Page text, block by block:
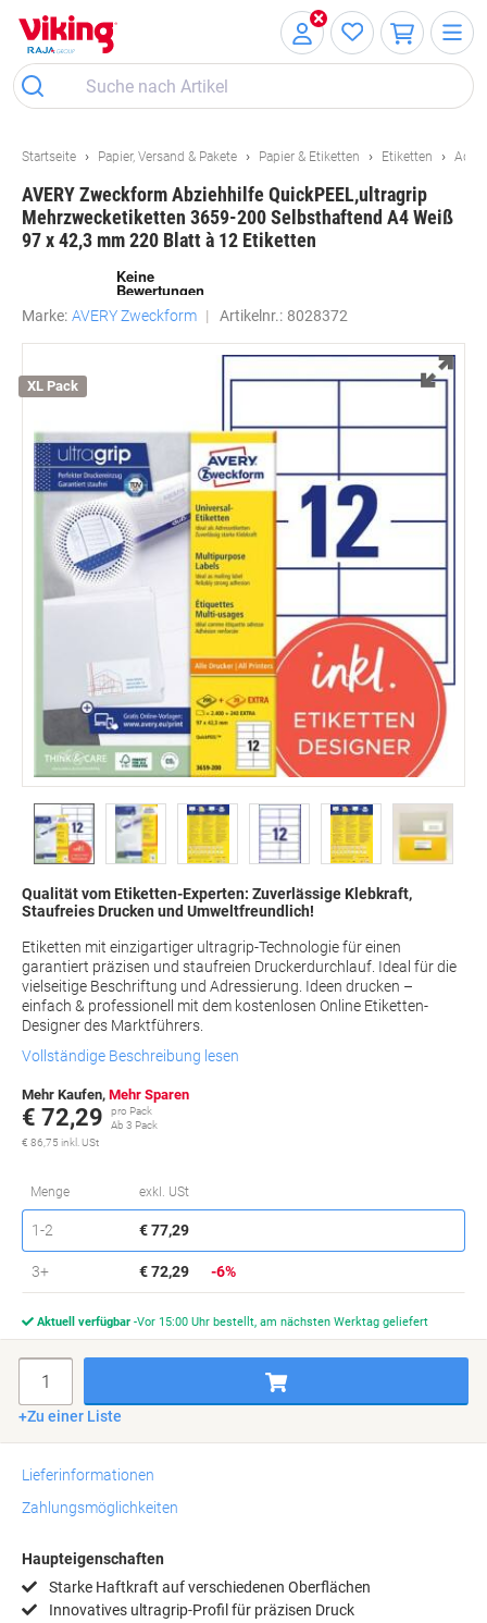
Content
Navigation
Startseite Papier, Versand & Pakete Papier & Etiketten Etiketten
AVERY Zweckform Abziehhilfe QuickPEEL,ultragrip
Mehrzwecketiketten 3659-200 Selbsthaftend A4 Weiß
97 x 42,3 mm 220 Blatt à 12 Etiketten
Marke: AVERY Zweckform Artikelnr.: 8028372
XL Pack
Qualität vom Etiketten-Experten: Zuverlässige Klebkraft,
Staufreies Drucken und Umweltfreundlich!
Etiketten mit einzigartiger ultragrip-Technologie für einen
garantiert präzisen und staufreien Druckerdurchlauf. Ideal für die
vielseitige Beschriftung und Adressierung. Ideen drucken –
einfach & professionell mit dem kostenlosen Online Etiketten-
Designer des Marktführers.
Vollständige Beschreibung lesen
Mehr Kaufen, Mehr Sparen
€ 72,29
pro Pack
Ab 3 Pack
€ 86,75 inkl. USt
Menge exkl. USt
1-2 € 77,29
3+ € 72,29 -6%
Aktuell verfügbar Vor 15:00 Uhr bestellt, am nächsten Werktag geliefert
Menge
Zu einer Liste
Lieferinformationen
Zahlungsmöglichkeiten
Haupteigenschaften
Starke Haftkraft auf verschiedenen Oberflächen
Innovatives ultragrip-Profil für präzisen Druck